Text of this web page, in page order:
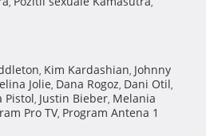
, Kim Kardashian, Johnny
Jolie, Dana Rogoz, Dani Otil,
Pistol, Justin Bieber, Melania
Pro TV, Program Antena 1